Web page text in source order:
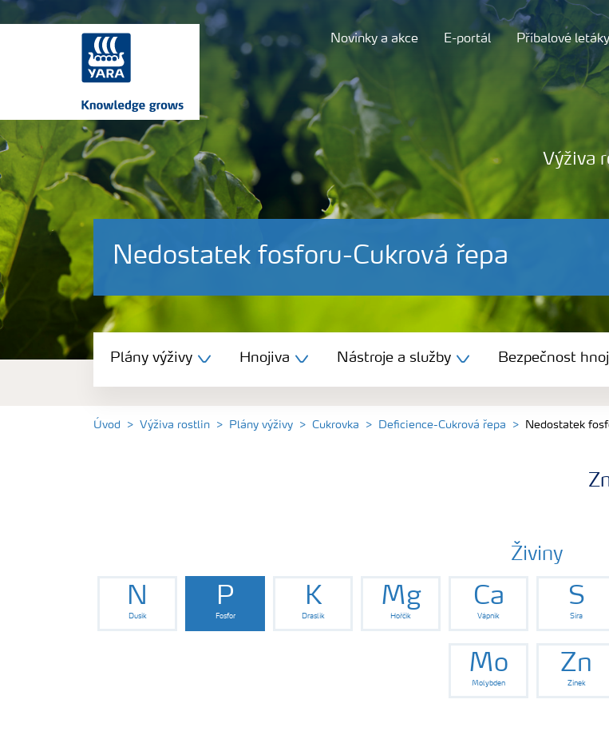
Novinky a akce E-portál Příbalové letáky
Výživa
Nedostatek fosforu-Cukrová řepa
Plány výživy
Nástroje a služby
Yara email klub
Plány výživy Hnojiva Nástroje a služby Bezpečnost
Úvod Výživa rostlin Plány výživy Cukrovka Deficience-Cukrová řepa Nedostatek
Živiny
N
Dusík
P
Fosfor
K
Draslík
Mg
Hořčík
Ca
Vápník
S
Síra
Mo
Molybden
Zn
Zinek